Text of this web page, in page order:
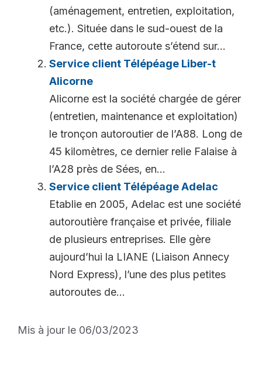
(aménagement, entretien, exploitation,
etc.). Située dans le sud-ouest de la
France, cette autoroute s’étend sur...
Service client Télépéage Liber-t
Alicorne
Alicorne est la société chargée de gérer
(entretien, maintenance et exploitation)
le tronçon autoroutier de l’A88. Long de
45 kilomètres, ce dernier relie Falaise à
l’A28 près de Sées, en...
Service client Télépéage Adelac
Etablie en 2005, Adelac est une société
autoroutière française et privée, filiale
de plusieurs entreprises. Elle gère
aujourd’hui la LIANE (Liaison Annecy
Nord Express), l’une des plus petites
autoroutes de...
Mis à jour le 06/03/2023